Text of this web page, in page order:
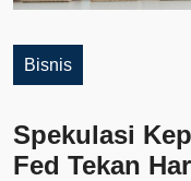
Bisnis
Spekulasi
Fed Tekan